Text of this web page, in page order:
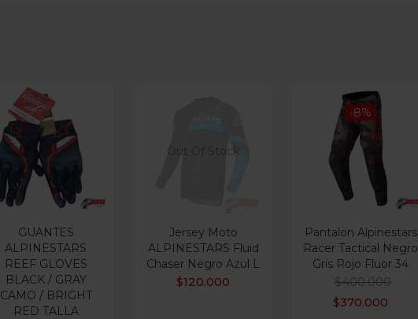
GUANTES
ALPINESTARS
REEF GLOVES
BLACK / GRAY
CAMO / BRIGHT
RED TALLA
Out Of Stock
Jersey Moto
ALPINESTARS Fluid
Chaser Negro Azul L
$120.000
-8%
Pantalon Alpinestars
Racer Tactical Negro
Gris Rojo Fluor 34
$400.000
$370.000